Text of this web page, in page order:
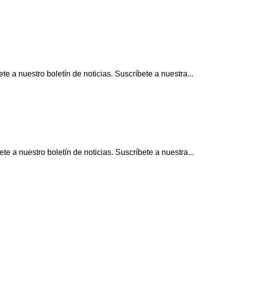
a nuestro boletín de noticias. Suscríbete a nuestra...
a nuestro boletín de noticias. Suscríbete a nuestra...